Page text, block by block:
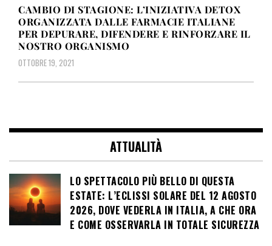
CAMBIO DI STAGIONE: L’INIZIATIVA DETOX
ORGANIZZATA DALLE FARMACIE ITALIANE
PER DEPURARE, DIFENDERE E RINFORZARE IL
NOSTRO ORGANISMO
OTTOBRE 19, 2021
ATTUALITÀ
LO SPETTACOLO PIÙ BELLO DI QUESTA
ESTATE: L’ECLISSI SOLARE DEL 12 AGOSTO
2026, DOVE VEDERLA IN ITALIA, A CHE ORA
E COME OSSERVARLA IN TOTALE SICUREZZA